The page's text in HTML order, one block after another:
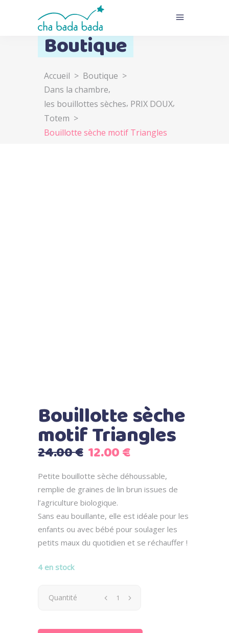
Boutique
Accueil > Boutique >
Dans la chambre,
les bouillottes sèches, PRIX DOUX,
Totem >
Bouillotte sèche motif Triangles
Bouillotte sèche
motif Triangles
24.00€ Le
initial
était :
24.00 €.
12.00€Le
actuel
est :
Petite bouillotte sèche déhoussable,
remplie de graines de lin brun issues de
l’agriculture biologique.
Sans eau bouillante, elle est idéale pour les
enfants ou avec bébé pour soulager les
petits maux du quotidien et se réchauffer !
4 en stock
Bouillotte
Quantité